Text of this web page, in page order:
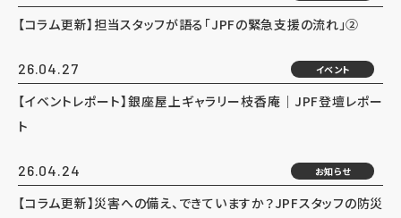
【コラム更新】担当スタッフが語る「JPFの緊急支援の流れ」②
26.04.27 イベント
【イベントレポート】銀座屋上ギャラリー枝香庵｜JPF登壇レポー
ト
26.04.24 お知らせ
【コラム更新】災害への備え、できていますか？JPFスタッフの防災